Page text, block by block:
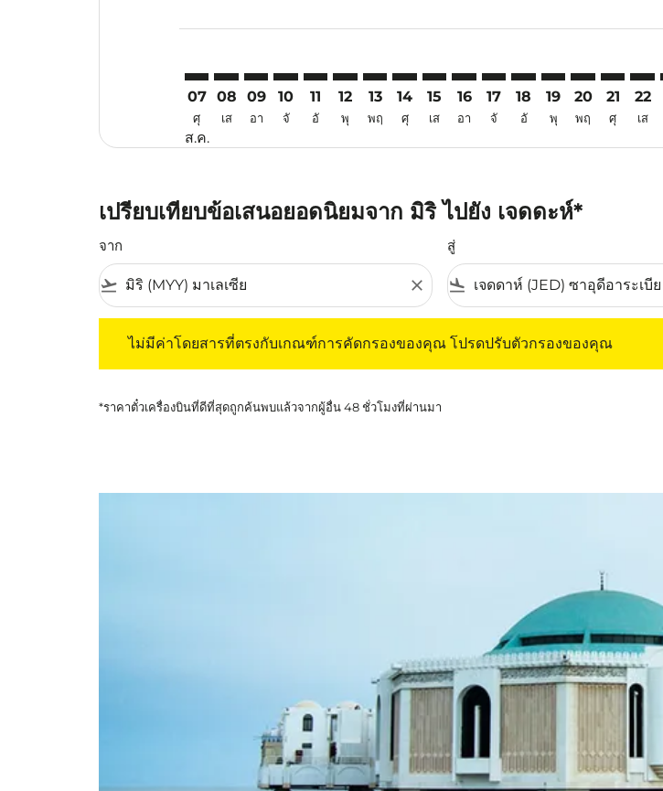
07
ศุ
ส.ค.
08
เส
09
อา
10
จั
11
อั
12
พุ
13
พฤ
14
ศุ
15
เส
16
อา
17
จั
18
อั
19
พุ
20
พฤ
21
ศุ
22
เส
เปรียบเทียบข้อเสนอยอดนิยมจาก มิริ ไปยัง เจดดะห์*
จาก
flight_takeoff close
สู่
flight_land
ไม่มีค่าโดยสารที่ตรงกับเกณฑ์การคัดกรองของคุณ โปรดปรับตัวกรองของคุณ
*ราคาตั๋วเครื่องบินที่ดีที่สุดถูกค้นพบแล้วจากผู้อื่น 48 ชั่วโมงที่ผ่านมา